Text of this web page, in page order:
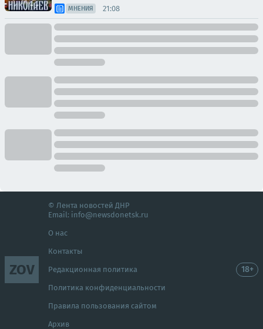
МНЕНИЯ 21:08
ZOV
© Лента новостей ДНР
Email: info@newsdonetsk.ru
О нас
Контакты
Редакционная политика
Политика конфиденциальности
Правила пользования сайтом
Архив
18+